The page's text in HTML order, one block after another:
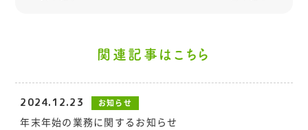
関連記事はこちら
2024.12.23 お知らせ
年末年始の業務に関するお知らせ